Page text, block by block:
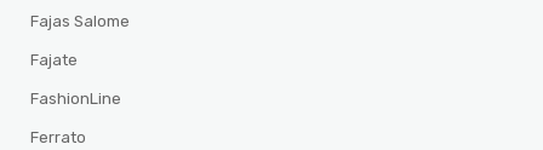
Fajas Salome
Fajate
FashionLine
Ferrato